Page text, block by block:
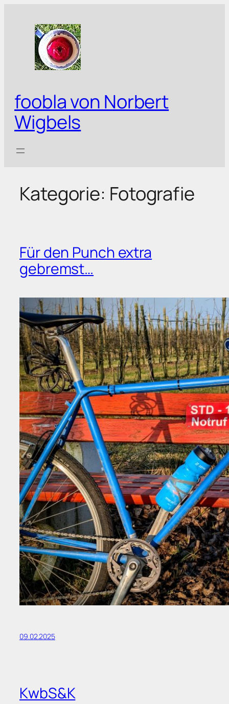
springen
foobla von Norbert
Wigbels
Kategorie: Fotografie
Für den Punch extra
gebremst…
09.02.2025
KwbS&K